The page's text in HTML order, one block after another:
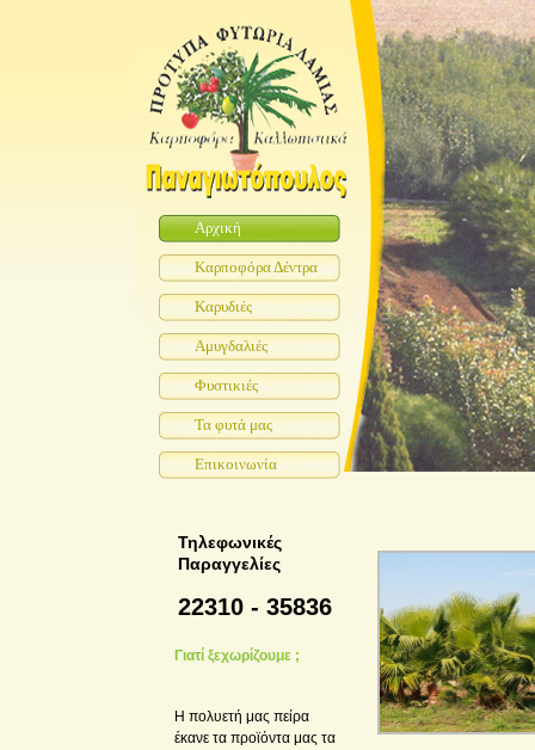
Αρχική
Καρποφόρα Δέντρα
Καρυδιές
Αμυγδαλιές
Φυστικιές
Τα φυτά μας
Επικοινωνία
Τηλεφωνικές
Παραγγελίες
22310 - 35836
Γιατί ξεχωρίζουμε ;
Η πολυετή μας πείρα
έκανε τα προϊόντα μας τα